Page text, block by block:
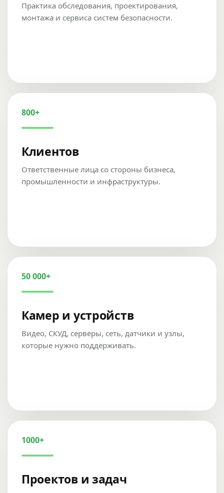
Практика обследования, проектирования,
монтажа и сервиса систем безопасности.
800+
Клиентов
Ответственные лица со стороны бизнеса,
промышленности и инфраструктуры.
50 000+
Камер и устройств
Видео, СКУД, серверы, сеть, датчики и узлы,
которые нужно поддерживать.
1000+
Проектов и задач